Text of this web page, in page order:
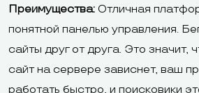
Преимущества: Отличная
понятной панелью управления.
сайты друг от друга. Это значит,
сайт на сервере зависнет, ваш
работать быстро, и поисковики